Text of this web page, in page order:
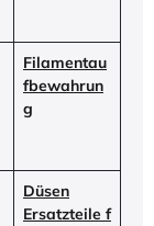
Filamentau
fbewahrun
g
Düsen
Ersatzteile f